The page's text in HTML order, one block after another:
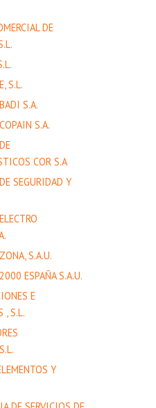
DE
S.L.
S.A.
S.A.
COR S.A
SEGURIDAD Y
S.A.U.
ESPAÑA S.A.U.
E
, S.L.
Y